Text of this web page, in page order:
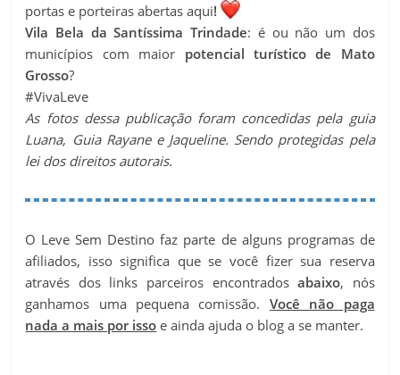
portas e porteiras abertas aqui!
Vila Bela da Santíssima Trindade: é ou não um dos
municípios com maior potencial turístico de Mato
Grosso?
#VivaLeve
As fotos dessa publicação foram concedidas pela guia
Luana, Guia Rayane e Jaqueline. Sendo protegidas pela
lei dos direitos autorais.
O Leve Sem Destino faz parte de alguns programas de
afiliados, isso significa que se você fizer sua reserva
através dos links parceiros encontradosabaixo, nós
ganhamos uma pequena comissão. Você não paga
nada a mais por isso e ainda ajuda o blog a se manter.